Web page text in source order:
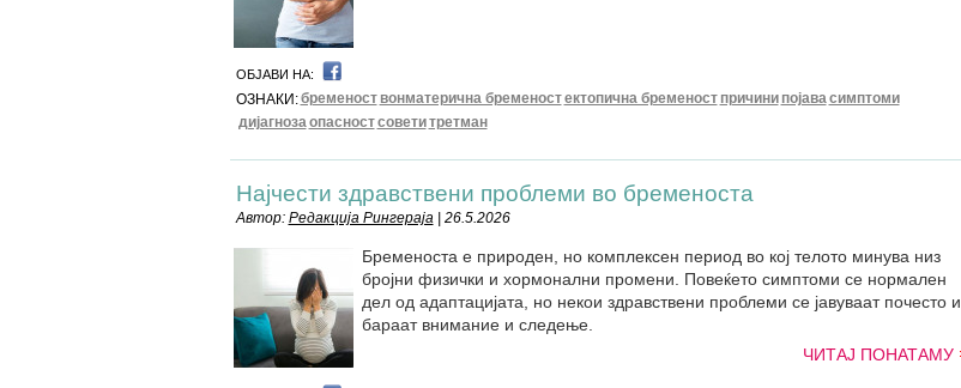
ОБЈАВИ НА:
ОЗНАКИ:бременост вонматерична бременостектопична бременост причини појавасимптоми
дијагнозаопасностсоветитретман
Најчести здравствени проблеми во бременоста
Автор: Редакција Рингераја| 26.5.2026
Бременоста е природен, но комплексен период во кој телото минува низ
бројни физички и хормонални промени. Повеќето симптоми се нормален
дел од адаптацијата, но некои здравствени проблеми се јавуваат почесто и
бараат внимание и следење.
ЧИТАЈ ПОНАТАМУ